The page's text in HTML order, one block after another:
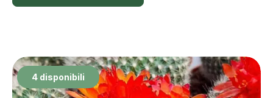
4 disponibili